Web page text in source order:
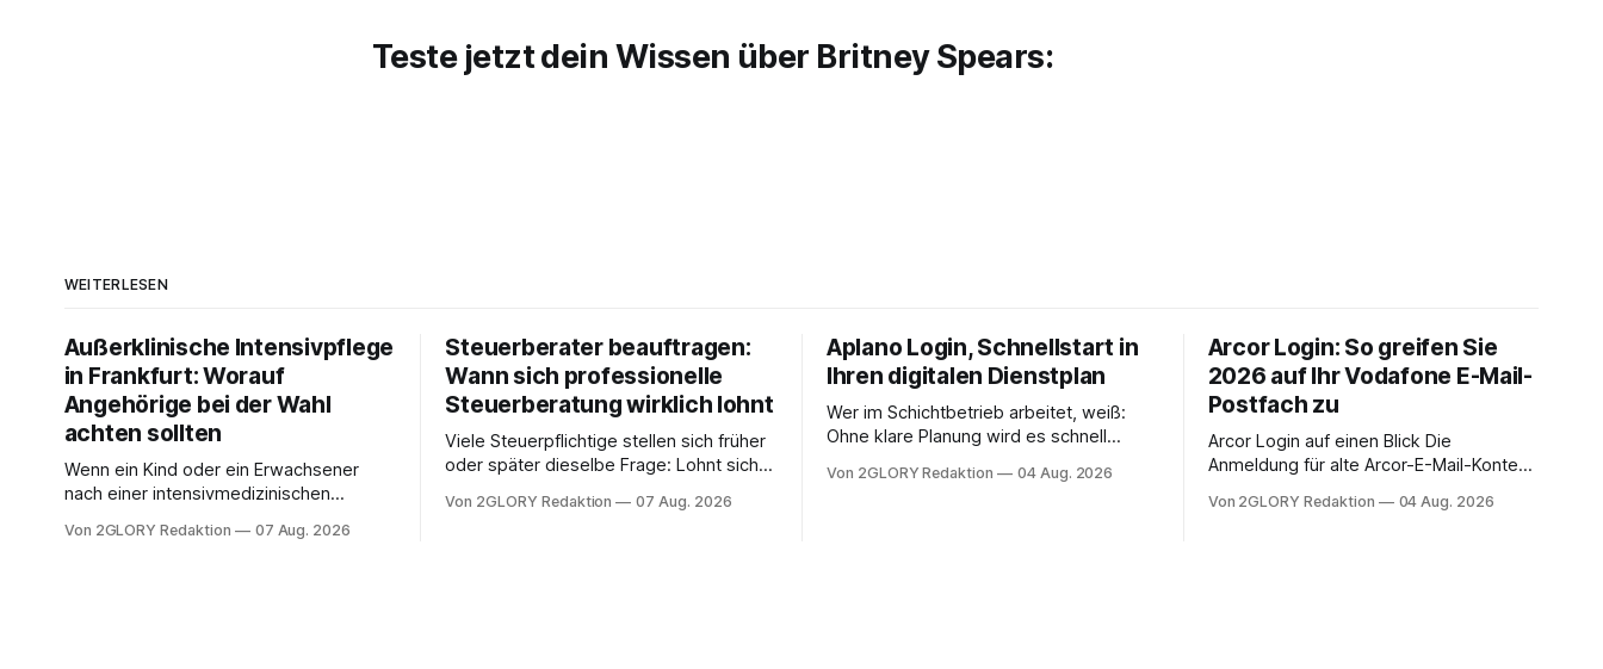
Teste jetzt dein Wissen über Britney Spears:
WEITERLESEN
Außerklinische Intensivpflege
in Frankfurt: Worauf
Angehörige bei der Wahl
achten sollten
Wenn ein Kind oder ein Erwachsener
nach einer intensivmedizinischen
oder eine engmaschige pflegerische
Von 2GLORY Redaktion 07 Aug. 2026
Steuerberater beauftragen:
Wann sich professionelle
Steuerberatung wirklich lohnt
Viele Steuerpflichtige stellen sich früher
oder später dieselbe Frage: Lohnt sich
sich die Steuererklärung auch in
Von 2GLORY Redaktion 07 Aug. 2026
Aplano Login, Schnellstart in
Ihren digitalen Dienstplan
Wer im Schichtbetrieb arbeitet, weiß:
Ohne klare Planung wird es schnell
zentraler Zugangspunkt, um dienstpläne,
Von 2GLORY Redaktion 04 Aug. 2026
Arcor Login: So greifen Sie
2026 auf Ihr Vodafone E-Mail-
Postfach zu
Arcor Login auf einen Blick Die
Anmeldung für alte Arcor-E-Mail-Konten
noch eine e mail adresse mit der Endung
Von 2GLORY Redaktion 04 Aug. 2026